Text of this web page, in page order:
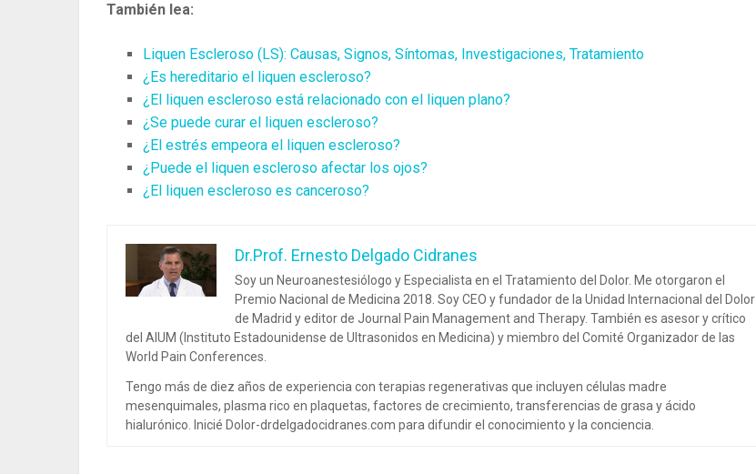
También lea:
Liquen Escleroso (LS): Causas, Signos, Síntomas, Investigaciones, Tratamiento
¿Es hereditario el liquen escleroso?
¿El liquen escleroso está relacionado con el liquen plano?
¿Se puede curar el liquen escleroso?
¿El estrés empeora el liquen escleroso?
¿Puede el liquen escleroso afectar los ojos?
¿El liquen escleroso es canceroso?
Dr.Prof. Ernesto Delgado Cidranes
Soy un Neuroanestesiólogo y Especialista en el Tratamiento del Dolor. Me otorgaron el
Premio Nacional de Medicina 2018. Soy CEO y fundador de la Unidad Internacional del Dolor
de Madrid y editor de Journal Pain Management and Therapy. También es asesor y crítico
del AIUM (Instituto Estadounidense de Ultrasonidos en Medicina) y miembro del Comité Organizador de las
World Pain Conferences.
Tengo más de diez años de experiencia con terapias regenerativas que incluyen células madre
mesenquimales, plasma rico en plaquetas, factores de crecimiento, transferencias de grasa y ácido
hialurónico. Inicié Dolor-drdelgadocidranes.com para difundir el conocimiento y la conciencia.